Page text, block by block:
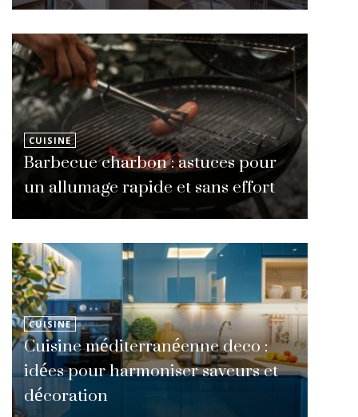
CUISINE
Barbecue charbon : astuces pour
un allumage rapide et sans effort
CUISINE
Cuisine méditerranéenne deco :
idées pour harmoniser saveurs et
décoration